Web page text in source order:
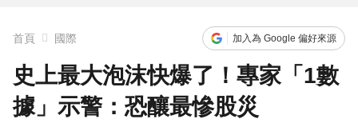
首頁 國際 加入為 Google 偏好來源
史上最大泡沫快爆了！專家「1數
據」示警：恐釀最慘股災